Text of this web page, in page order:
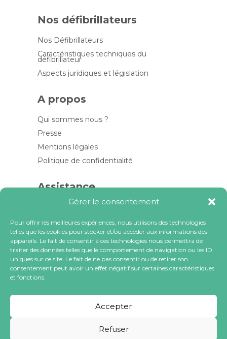
Gérer le consentement
Pour offrir les meilleures expériences, nous utilisons des technologies
telles que les cookies pour stocker et/ou accéder aux informations des
appareils. Le fait de consentir à ces technologies nous permettra de
traiter des données telles que le comportement de navigation ou les ID
uniques sur ce site. Le fait de ne pas consentir ou de retirer son
consentement peut avoir un effet négatif sur certaines caractéristiques
et fonctions.
Accepter
Refuser
Nos défibrillateurs
Nos Défibrillateurs
Caractéristiques techniques du
défibrillateur
Aspects juridiques et législation
A propos
Qui sommes nous ?
Presse
Mentions légales
Politique de confidentialité
Assistance
Contactez-nous
FAQ
Blog
Contactez-nous
contact@locacoeur.com
(+33) 0806 079 112